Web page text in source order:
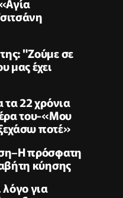
"Ζούμε σε
μας έχει
τα 22 χρόνια
του-«Μου
ποτέ»
πρόσφατη
κύησης
για